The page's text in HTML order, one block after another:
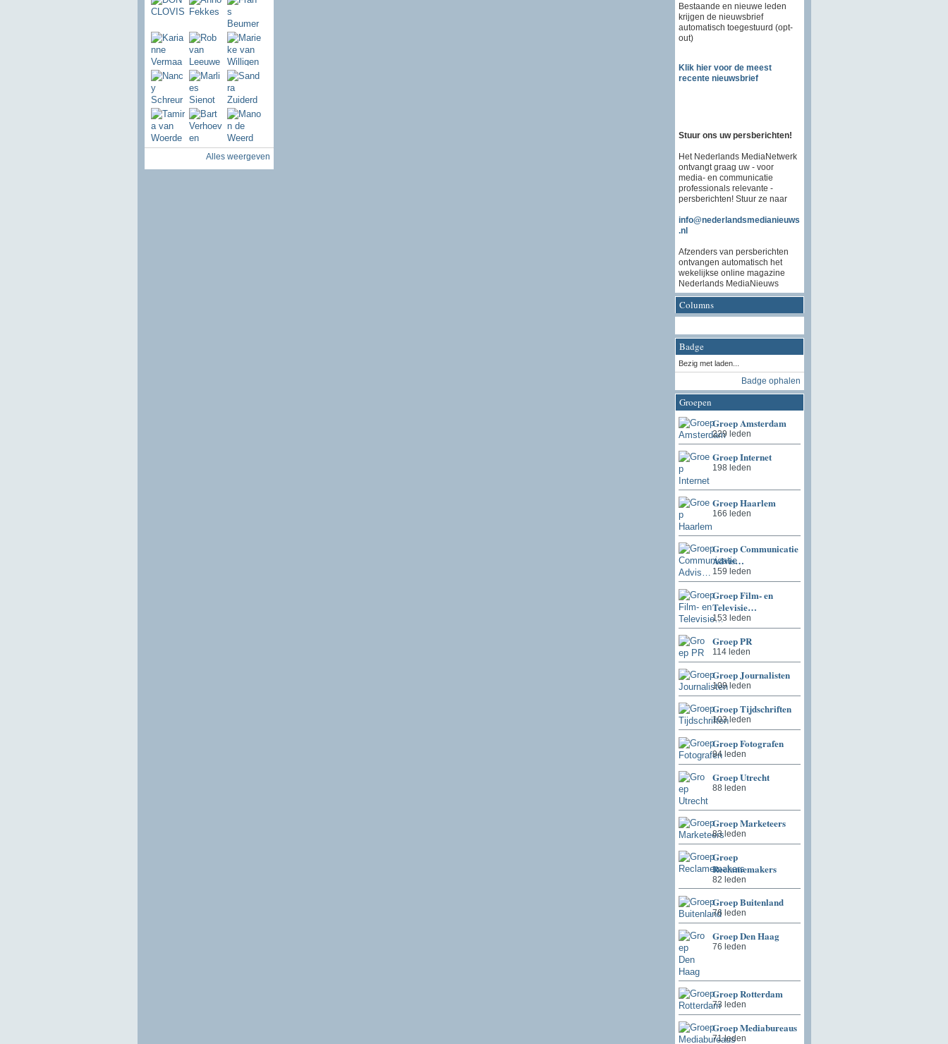
Alles weergeven
Bestaande en nieuwe leden
krijgen de nieuwsbrief
automatisch toegestuurd (opt-
out)
Klik hier voor de meest
recente nieuwsbrief
Stuur ons uw persberichten!
Het Nederlands MediaNetwerk
ontvangt graag uw - voor
media- en communicatie
professionals relevante -
persberichten! Stuur ze naar
info@nederlandsmedianieuws
.nl
Afzenders van persberichten
ontvangen automatisch het
wekelijkse online magazine
Nederlands MediaNieuws
Columns
Badge
Bezig met laden...
Badge ophalen
Groepen
Groep Amsterdam
229 leden
Groep Internet
198 leden
Groep Haarlem
166 leden
Groep Communicatie
Advis…
159 leden
Groep Film- en
Televisie…
153 leden
Groep PR
114 leden
Groep Journalisten
109 leden
Groep Tijdschriften
103 leden
Groep Fotografen
94 leden
Groep Utrecht
88 leden
Groep Marketeers
83 leden
Groep
Reclamemakers
82 leden
Groep Buitenland
76 leden
Groep Den Haag
76 leden
Groep Rotterdam
73 leden
Groep Mediabureaus
71 leden